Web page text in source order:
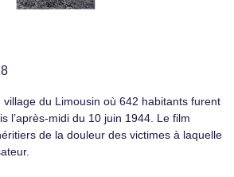
du Limousin où 642 habitants furent
l’après-midi du 10 juin 1944. Le film
de la douleur des victimes à laquelle